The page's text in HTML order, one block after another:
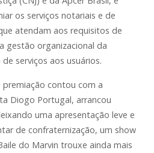
os serviços notariais e de
atendam aos requisitos de
gestão organizacional da
serviços aos usuários.
premiação contou com a
Diogo Portugal, arrancou
uma apresentação leve e
de confraternização, um show
do Marvin trouxe ainda mais